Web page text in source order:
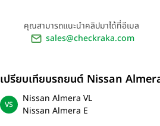
คุณสามารถแนะนำคลิปมาได้ที่อีเมล
sales@checkraka.com
เปรียบเทียบรถยนต์ Nissan
Nissan Almera VL
Nissan Almera E